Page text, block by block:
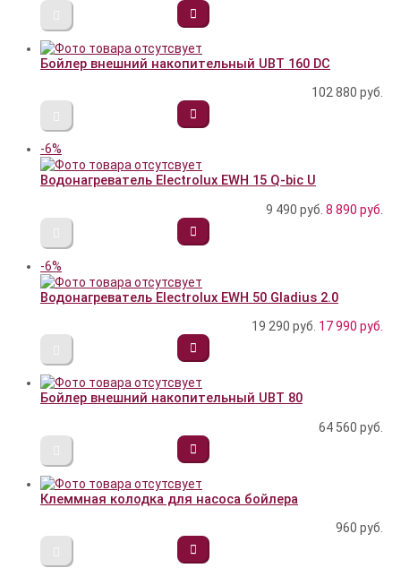
Бойлер внешний накопительный UBT 160 DC
102 880 руб.
-6%
Водонагреватель Electrolux EWH 15 Q-bic U
9 490 руб. 8 890 руб.
-6%
Водонагреватель Electrolux EWH 50 Gladius 2.0
19 290 руб. 17 990 руб.
Бойлер внешний накопительный UBT 80
64 560 руб.
Клеммная колодка для насоса бойлера
960 руб.